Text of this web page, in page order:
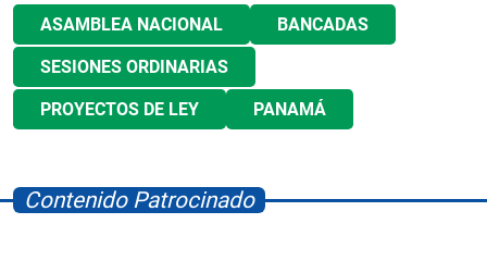
ASAMBLEA NACIONAL BANCADAS
SESIONES ORDINARIAS
PROYECTOS DE LEY PANAMÁ
Contenido Patrocinado